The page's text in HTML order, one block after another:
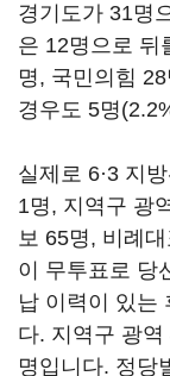
경기도가 31명
은 12명으로 뒤
명, 국민의힘
경우도 5명
실제로 6·3 지
1명, 지역구 광
보 65명, 비례
이 무투표로 당
납 이력이 있는
다. 지역구 광
명입니다. 정당